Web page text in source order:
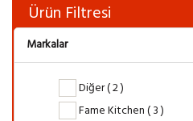
Ürün Filtresi
Markalar
Diğer ( 2 )
Fame Kitchen ( 3 )